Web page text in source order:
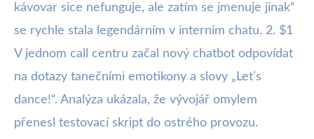
kávovar sice nefunguje, ale zatím se jmenuje jinak“
se rychle stala legendárním v interním chatu. 2. $1
V jednom call centru začal nový chatbot odpovídat
na dotazy tanečními emotikony a slovy „Let’s
dance!“. Analýza ukázala, že vývojář omylem
přenesl testovací skript do ostrého provozu.